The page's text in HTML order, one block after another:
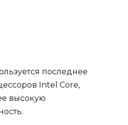
последнее
Intel Core,
высокую